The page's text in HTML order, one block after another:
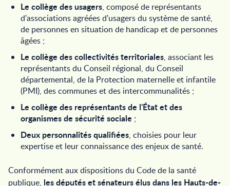
Le collège des usagers, composé de représentants
d'associations agréées d'usagers du système de santé,
de personnes en situation de handicap et de personnes
âgées ;
Le collège des collectivités territoriales, associant les
représentants du Conseil régional, du Conseil
départemental, de la Protection maternelle et infantile
(PMI), des communes et des intercommunalités ;
Le collège des représentants de l'État et des
organismes de sécurité sociale ;
Deux personnalités qualifiées, choisies pour leur
expertise et leur connaissance des enjeux de santé.
Conformément aux dispositions du Code de la santé
publique, les députés et sénateurs élus dans les Hauts-de-